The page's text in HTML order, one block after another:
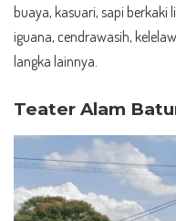
buaya, kasuari, sapi berkaki
iguana, cendrawasih,
langka lainnya.
Teater Alam